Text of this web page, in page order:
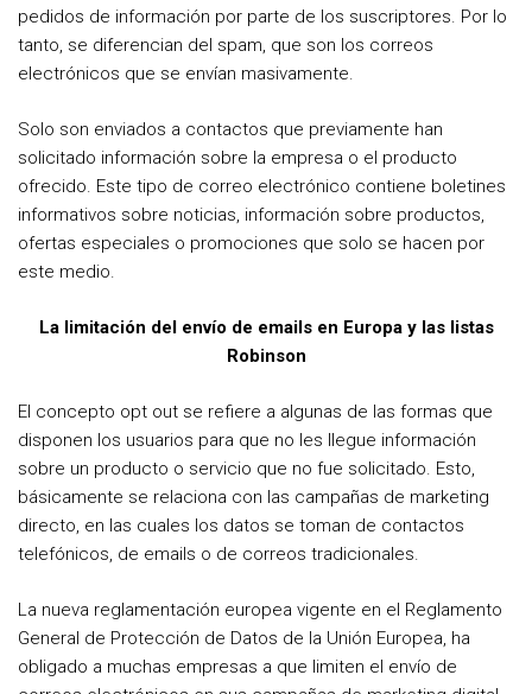
pedidos de información por parte de los suscriptores. Por lo
tanto, se diferencian del spam, que son los correos
electrónicos que se envían masivamente.
Solo son enviados a contactos que previamente han
solicitado información sobre la empresa o el producto
ofrecido. Este tipo de correo electrónico contiene boletines
informativos sobre noticias, información sobre productos,
ofertas especiales o promociones que solo se hacen por
este medio.
La limitación del envío de emails en Europa y las listas
Robinson
El concepto opt out se refiere a algunas de las formas que
disponen los usuarios para que no les llegue información
sobre un producto o servicio que no fue solicitado. Esto,
básicamente se relaciona con las campañas de marketing
directo, en las cuales los datos se toman de contactos
telefónicos, de emails o de correos tradicionales.
La nueva reglamentación europea vigente en el Reglamento
General de Protección de Datos de la Unión Europea, ha
obligado a muchas empresas a que limiten el envío de